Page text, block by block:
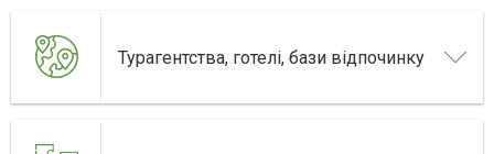
Турагентства, готелі, бази відпочинку